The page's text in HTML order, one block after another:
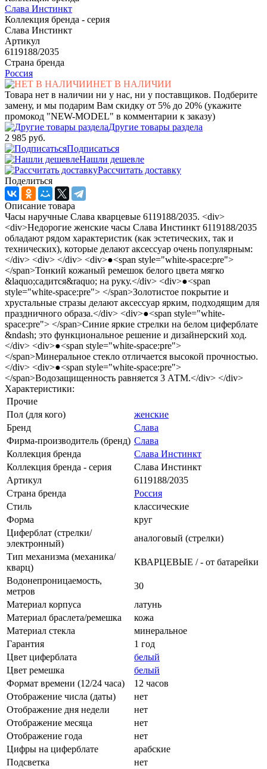
Слава Инстинкт
Коллекция бренда - серия
Слава Инстинкт
Артикул
6119188/2035
Страна бренда
Россия
НЕТ В НАЛИЧИИ
Товара нет в наличии ни у нас, ни у поставщиков. Подберите
замену, и мы подарим Вам скидку от 5% до 20% (укажите
промокод "NEW-MODEL" в комментарии к заказу)
Другие товары раздела
2 985 руб.
Подписаться
Нашли дешевле
Рассчитать доставку
Поделиться
Описание товара
Часы наручные Слава кварцевые 6119188/2035. <div>
<div>Недорогие женские часы Слава Инстинкт 6119188/2035
обладают рядом характеристик (как эстетических, так и
технических), которые делают аксессуар очень популярным:
</div> <div> </div> <div>●<span style="white-space:pre">
</span>Тонкий кожаный ремешок белого цвета мягко
&laquo;садится&raquo; на руку.</div> <div>●<span
style="white-space:pre"> </span>Золотистое покрытие и
хрустальные стразы делают аксессуар ярким, подходящим для
праздничного образа.</div> <div>●<span style="white-
space:pre"> </span>Синие яркие стрелки на белом циферблате
&ndash; это функциональное решение и дизайнерский ход.
</div> <div>●<span style="white-space:pre">
</span>Минеральное стекло отличается высокой прочностью.
</div> <div>●<span style="white-space:pre">
</span>Водозащищенность равняется 3 АТМ.</div> </div>
Характеристики:
Прочие
Пол (для кого)
женские
Бренд
Слава
Фирма-производитель (бренд) Слава
Коллекция бренда
Слава Инстинкт
Коллекция бренда - серия
Слава Инстинкт
Артикул
6119188/2035
Страна бренда
Россия
Стиль
классические
Форма
круг
Циферблат (стрелки/
электронный)
аналоговый (стрелки)
Тип механизма (механика/
кварц)
КВАРЦЕВЫЕ / - от батарейки
Водонепроницаемость,
метров
30
Материал корпуса
латунь
Материал браслета/ремешка
кожа
Материал стекла
минеральное
Гарантия
1 год
Цвет циферблата
белый
Цвет ремешка
белый
Формат времени (12/24 часа)
12 часов
Отображение числа (даты)
нет
Отображение дня недели
нет
Отображение месяца
нет
Отображение года
нет
Цифры на циферблате
арабские
Подсветка
нет